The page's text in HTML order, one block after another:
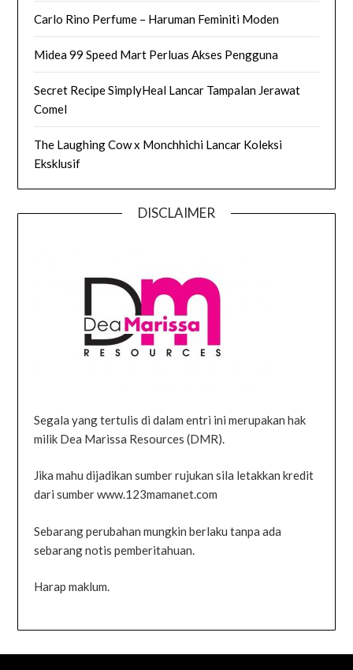
Carlo Rino Perfume – Haruman Feminiti Moden
Midea 99 Speed Mart Perluas Akses Pengguna
Secret Recipe SimplyHeal Lancar Tampalan Jerawat
Comel
The Laughing Cow x Monchhichi Lancar Koleksi
Eksklusif
DISCLAIMER
Segala yang tertulis di dalam entri ini merupakan hak
milik Dea Marissa Resources (DMR).
Jika mahu dijadikan sumber rujukan sila letakkan kredit
dari sumber www.123mamanet.com
Sebarang perubahan mungkin berlaku tanpa ada
sebarang notis pemberitahuan.
Harap maklum.